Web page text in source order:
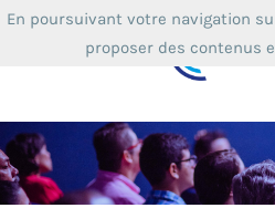
En poursuivant votre navigation
proposer des contenus